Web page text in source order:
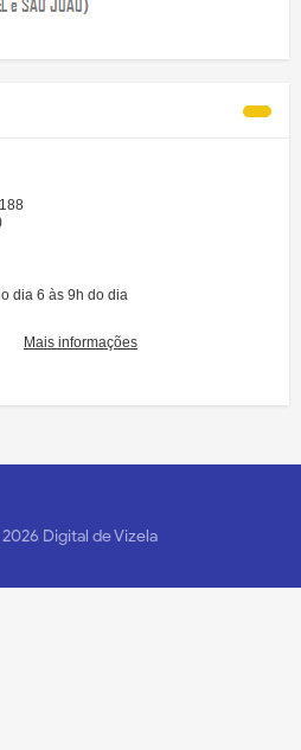
2026 Digital de Vizela